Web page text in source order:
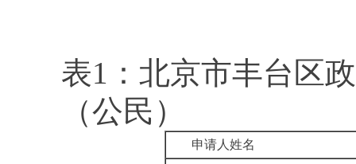
表1：北京市丰台区
（公民）
申请人姓名